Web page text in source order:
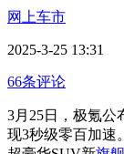
网上车市
2025-3-25 13:31
66条评论
3月25日，极氪公
现3秒级零百加速